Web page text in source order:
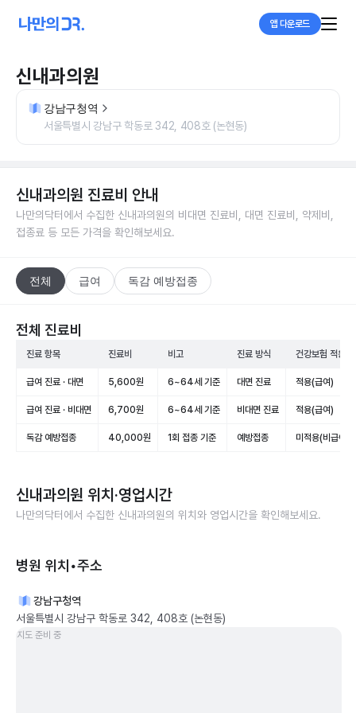
앱 다운로드
신내과의원
강남구청역
서울특별시 강남구 학동로 342, 408호 (논현동)
신내과의원 진료비 안내
나만의닥터에서 수집한 신내과의원의 비대면 진료비, 대면 진료비, 약제비,
접종료 등 모든 가격을 확인해보세요.
전체 급여 독감 예방접종
전체 진료비
진료 항목 진료비 비고 진료 방식 건강보험 적용
급여 진료 · 대면 5,600원 6~64세 기준 대면 진료 적용(급여)
급여 진료 · 비대면 6,700원 6~64세 기준 비대면 진료 적용(급여)
독감 예방접종 40,000원 1회 접종 기준 예방접종 미적용(비급여)
신내과의원 위치·영업시간
나만의닥터에서 수집한 신내과의원의 위치와 영업시간을 확인해보세요.
병원 위치•주소
강남구청역
서울특별시 강남구 학동로 342, 408호 (논현동)
지도 준비 중